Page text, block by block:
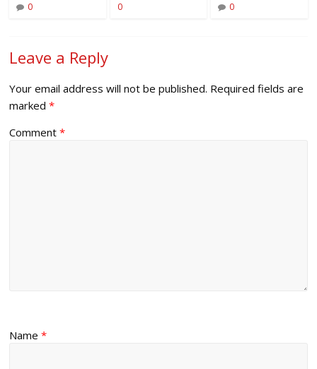
0
0
0
Leave a Reply
Your email address will not be published. Required fields are
marked*
Comment*
Name*